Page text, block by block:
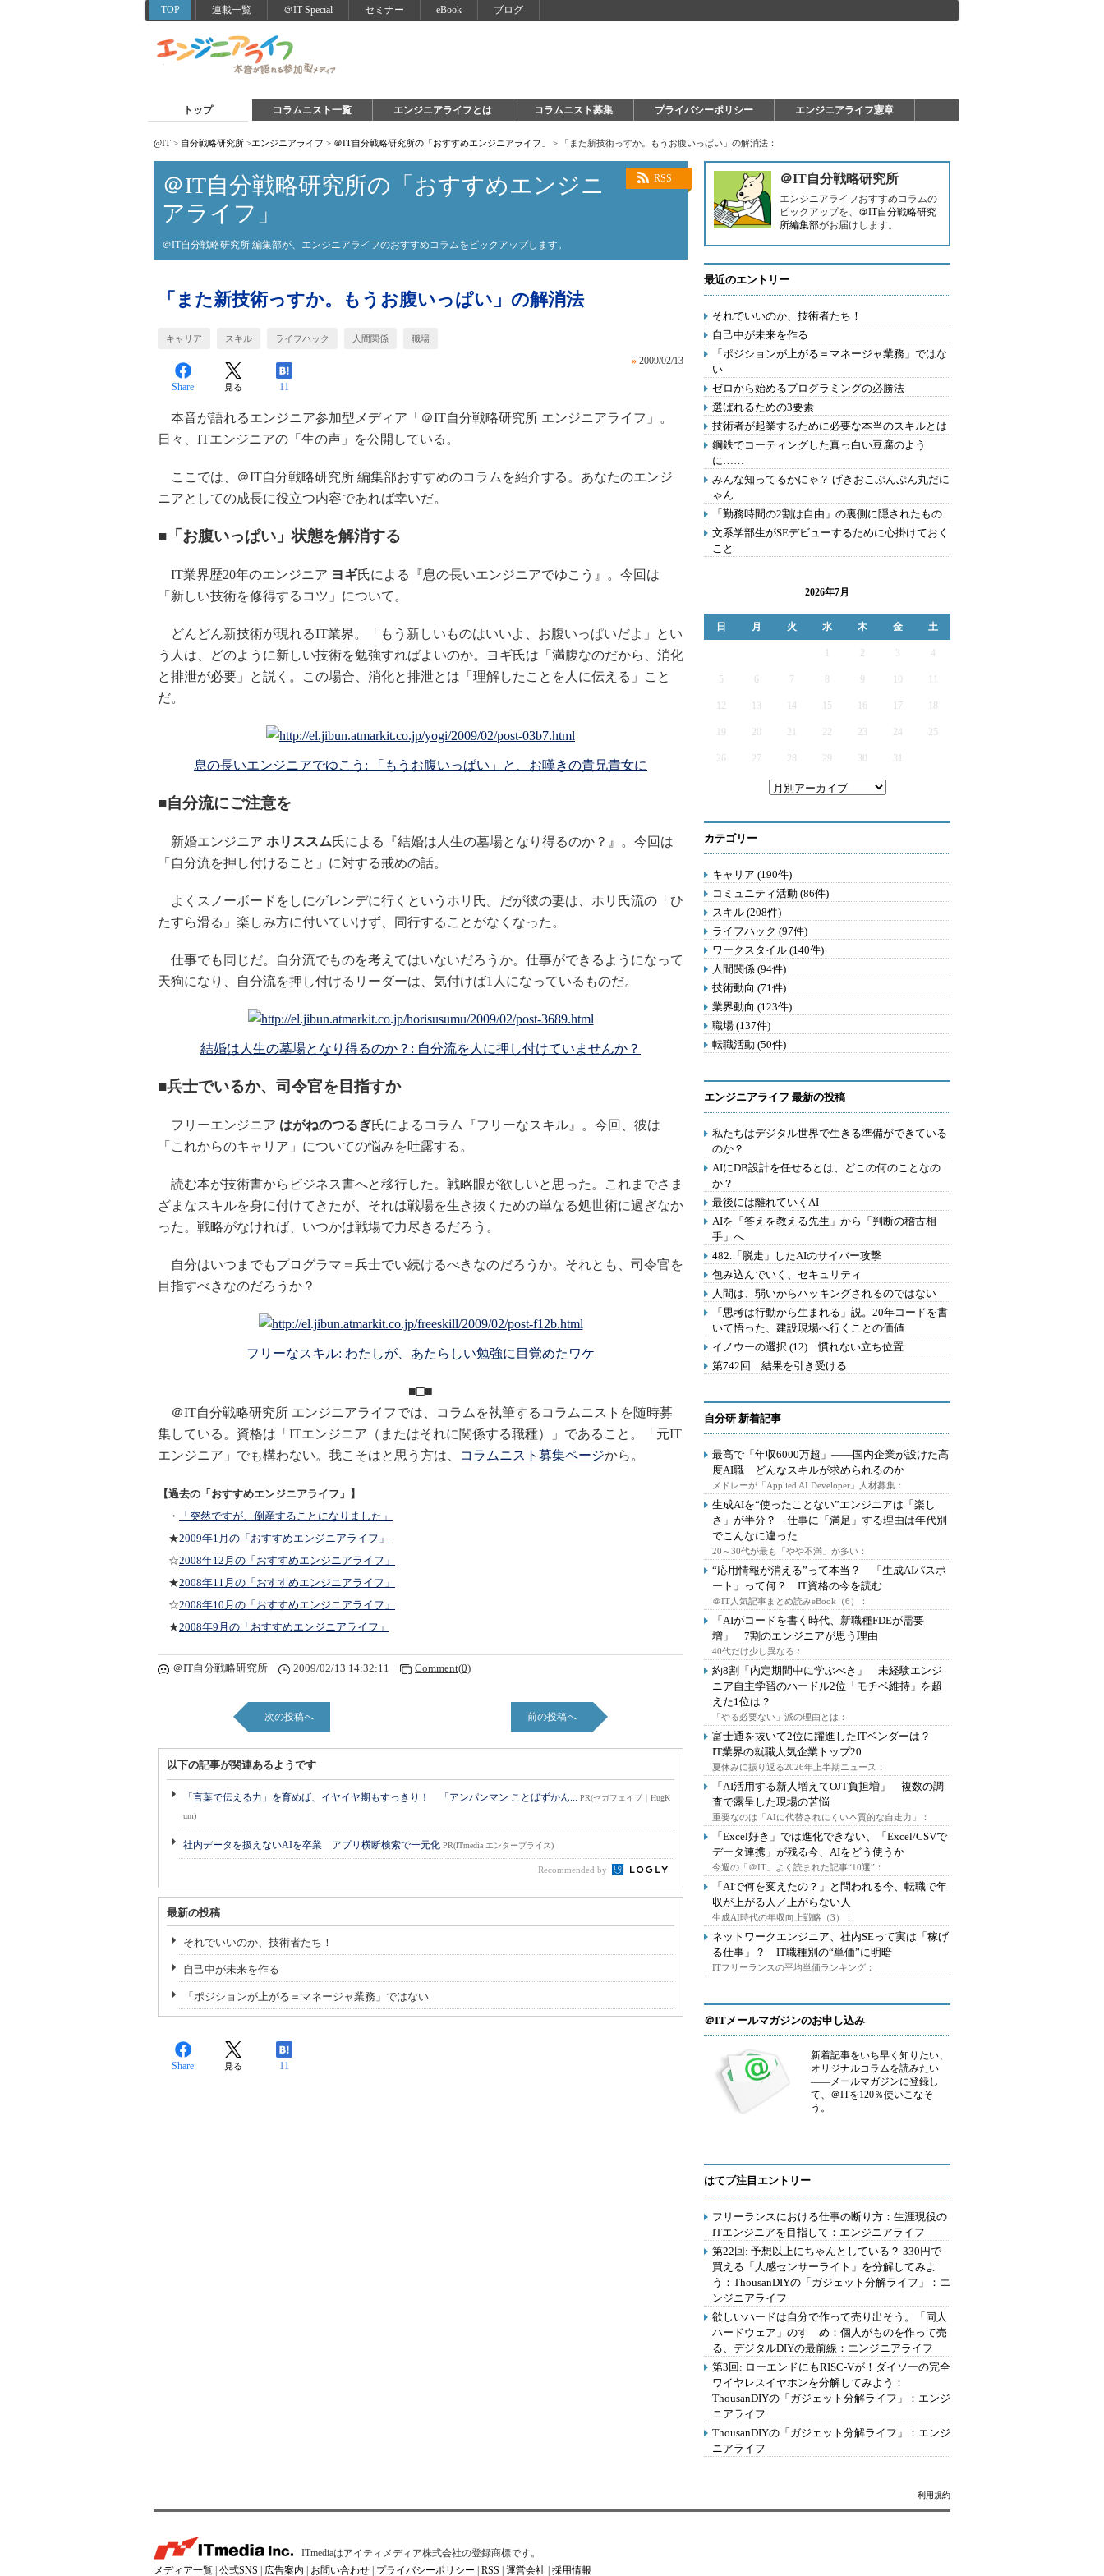
TOP 連載一覧 ＠IT Special セミナー eBook ブログ
トップ コラムニスト一覧 エンジニアライフとは コラムニスト募集 プライバシーポリシー エンジニアライフ憲章
@IT > 自分戦略研究所 >エンジニアライフ > ＠IT自分戦略研究所の「おすすめエンジニアライフ」 > 「また新技術っすか。もうお腹いっぱい」の解消法：
RSS
＠IT自分戦略研究所の「おすすめエンジニ
アライフ」
＠IT自分戦略研究所 編集部が、エンジニアライフのおすすめコラムをピックアップします。
「また新技術っすか。もうお腹いっぱい」の解消法
キャリア スキル ライフハック 人間関係 職場
» 2009/02/13
Share 見る 11
本音が語れるエンジニア参加型メディア「＠IT自分戦略研究所 エンジニアライフ」。
日々、ITエンジニアの「生の声」を公開している。
ここでは、＠IT自分戦略研究所 編集部おすすめのコラムを紹介する。あなたのエンジ
ニアとしての成長に役立つ内容であれば幸いだ。
■「お腹いっぱい」状態を解消する
IT業界歴20年のエンジニア ヨギ氏による『息の長いエンジニアでゆこう』。今回は
「新しい技術を修得するコツ」について。
どんどん新技術が現れるIT業界。「もう新しいものはいいよ、お腹いっぱいだよ」とい
う人は、どのように新しい技術を勉強すればよいのか。ヨギ氏は「満腹なのだから、消化
と排泄が必要」と説く。この場合、消化と排泄とは「理解したことを人に伝える」こと
だ。
息の長いエンジニアでゆこう: 「もうお腹いっぱい」と、お嘆きの貴兄貴女に
■自分流にご注意を
新婚エンジニア ホリススム氏による『結婚は人生の墓場となり得るのか？』。今回は
「自分流を押し付けること」に対する戒めの話。
よくスノーボードをしにゲレンデに行くというホリ氏。だが彼の妻は、ホリ氏流の「ひ
たすら滑る」楽しみ方に付いていけず、同行することがなくなった。
仕事でも同じだ。自分流でものを考えてはいないだろうか。仕事ができるようになって
天狗になり、自分流を押し付けるリーダーは、気付けば1人になっているものだ。
結婚は人生の墓場となり得るのか？: 自分流を人に押し付けていませんか？
■兵士でいるか、司令官を目指すか
フリーエンジニア はがねのつるぎ氏によるコラム『フリーなスキル』。今回、彼は
「これからのキャリア」についての悩みを吐露する。
読む本が技術書からビジネス書へと移行した。戦略眼が欲しいと思った。これまでさま
ざまなスキルを身に付けてきたが、それは戦場を生き抜くための単なる処世術に過ぎなか
った。戦略がなければ、いつかは戦場で力尽きるだろう。
自分はいつまでもプログラマ＝兵士でい続けるべきなのだろうか。それとも、司令官を
目指すべきなのだろうか？
フリーなスキル: わたしが、あたらしい勉強に目覚めたワケ
■□■
＠IT自分戦略研究所 エンジニアライフでは、コラムを執筆するコラムニストを随時募
集している。資格は「ITエンジニア（またはそれに関係する職種）」であること。「元IT
エンジニア」でも構わない。我こそはと思う方は、
コラムニスト募集ページから。
【過去の「おすすめエンジニアライフ」】
・
「突然ですが、倒産することになりました」
★2009年1月の「おすすめエンジニアライフ」
☆2008年12月の「おすすめエンジニアライフ」
★2008年11月の「おすすめエンジニアライフ」
☆2008年10月の「おすすめエンジニアライフ」
★2008年9月の「おすすめエンジニアライフ」
＠IT自分戦略研究所 2009/02/13 14:32:11 Comment(0)
次の投稿へ 前の投稿へ
以下の記事が関連あるようです
「言葉で伝える力」を育めば、イヤイヤ期もすっきり！ 「アンパンマン ことばずかん... PR(セガフェイブ｜HugK
um)
社内データを扱えないAIを卒業 アプリ横断検索で一元化 PR(ITmedia エンタープライズ)
Recommended by
最新の投稿
それでいいのか、技術者たち！
自己中が未来を作る
「ポジションが上がる＝マネージャ業務」ではない
Share 見る 11
＠IT自分戦略研究所
エンジニアライフおすすめコラムの
ピックアップを、 ＠IT自分戦略研究
所編集部がお届けします。
最近のエントリー
それでいいのか、技術者たち！
自己中が未来を作る
「ポジションが上がる＝マネージャ業務」ではな
い
ゼロから始めるプログラミングの必勝法
選ばれるための3要素
技術者が起業するために必要な本当のスキルとは
鋼鉄でコーティングした真っ白い豆腐のよう
に……
みんな知ってるかにゃ？ げきおこぷんぷん丸だに
ゃん
「勤務時間の2割は自由」の裏側に隠されたもの
文系学部生がSEデビューするために心掛けておく
こと
2026年7月
日 月 火 水 木 金 土
2 3 4
5 6 7 9
12 13 14 15 16 17
19 20 21 22 23 24 25
26 27 28 29 30 31
カテゴリー
キャリア (190件)
コミュニティ活動 (86件)
スキル (208件)
ライフハック (97件)
ワークスタイル (140件)
人間関係 (94件)
技術動向 (71件)
業界動向 (123件)
職場 (137件)
転職活動 (50件)
エンジニアライフ 最新の投稿
私たちはデジタル世界で生きる準備ができている
のか？
AIにDB設計を任せるとは、どこの何のことなの
か？
最後には離れていくAI
AIを「答えを教える先生」から「判断の稽古相
手」へ
482.「脱走」したAIのサイバー攻撃
包み込んでいく、セキュリティ
人間は、弱いからハッキングされるのではない
「思考は行動から生まれる」説。20年コードを書
いて悟った、建設現場へ行くことの価値
イノウーの選択 (12) 慣れない立ち位置
第742回 結果を引き受ける
自分研 新着記事
最高で「年収6000万超」――国内企業が設けた高
度AI職 どんなスキルが求められるのか
メドレーが「Applied AI Developer」人材募集：
生成AIを“使ったことない”エンジニアは「楽し
さ」が半分？ 仕事に「満足」する理由は年代別
でこんなに違った
20～30代が最も「やや不満」が多い：
“応用情報が消える”って本当？ 「生成AIパスポ
ート」って何？ IT資格の今を読む
＠IT人気記事まとめ読みeBook（6）：
「AIがコードを書く時代、新職種FDEが需要
増」 7割のエンジニアが思う理由
40代だけ少し異なる：
約8割「内定期間中に学ぶべき」 未経験エンジ
ニア自主学習のハードル2位「モチベ維持」を超
えた1位は？
「やる必要ない」派の理由とは：
富士通を抜いて2位に躍進したITベンダーは？
IT業界の就職人気企業トップ20
夏休みに振り返る2026年上半期ニュース：
「AI活用する新人増えてOJT負担増」 複数の調
査で露呈した現場の苦悩
重要なのは「AIに代替されにくい本質的な自走力」：
「Excel好き」では進化できない、「Excel/CSVで
データ連携」が残る今、AIをどう使うか
今週の「＠IT」よく読まれた記事“10選”：
「AIで何を変えたの？」と問われる今、転職で年
収が上がる人／上がらない人
生成AI時代の年収向上戦略（3）：
ネットワークエンジニア、社内SEって実は「稼げ
る仕事」？ IT職種別の“単価”に明暗
ITフリーランスの平均単価ランキング：
＠ITメールマガジンのお申し込み
新着記事をいち早く知りたい、
オリジナルコラムを読みたい
――メールマガジンに登録し
て、＠ITを120％使いこなそ
う。
はてブ注目エントリー
フリーランスにおける仕事の断り方：生涯現役の
ITエンジニアを目指して：エンジニアライフ
第22回: 予想以上にちゃんとしている？ 330円で
買える「人感センサーライト」を分解してみよ
う：ThousanDIYの「ガジェット分解ライフ」：エ
ンジニアライフ
欲しいハードは自分で作って売り出そう。「同人
ハードウェア」のすゝめ：個人がものを作って売
る、デジタルDIYの最前線：エンジニアライフ
第3回: ローエンドにもRISC-Vが！ダイソーの完全
ワイヤレスイヤホンを分解してみよう：
ThousanDIYの「ガジェット分解ライフ」：エンジ
ニアライフ
ThousanDIYの「ガジェット分解ライフ」：エンジ
ニアライフ
利用規約
ITmediaはアイティメディア株式会社の登録商標です。
メディア一覧 公式SNS 広告案内 お問い合わせ プライバシーポリシー RSS 運営会社 採用情報